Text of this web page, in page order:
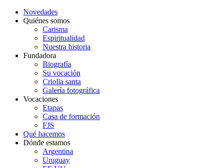
Novedades
Quiénes somos
Carisma
Espiritualidad
Nuestra historia
Fundadora
Biografía
Su vocación
Criolla santa
Galería fotográfica
Vocaciones
Etapas
Casa de formación
FJS
Qué hacemos
Dónde estamos
Argentina
Uruguay